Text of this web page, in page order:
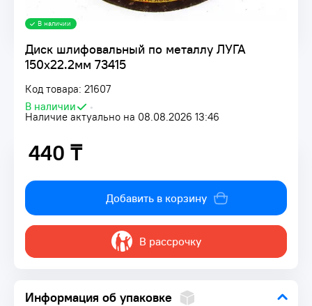
Диск шлифовальный по металлу ЛУГА
150х22.2мм 73415
Код товара: 21607
В наличии
•
Наличие актуально на 08.08.2026 13:46
В наличии
440 ₸
440 ₸
Добавить в корзину
В рассрочку
Информация об упаковке